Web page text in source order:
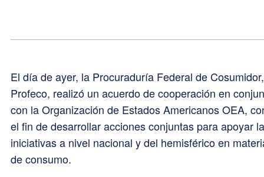
El día de ayer, la Procuraduría Federal de Cosumidor,
Profeco, realizó un acuerdo de cooperación en
con la Organización de Estados Americanos OEA,
el fin de desarrollar acciones conjuntas para apoyar
iniciativas a nivel nacional y del hemisférico en
de consumo.